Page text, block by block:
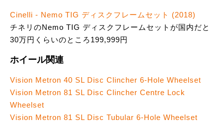
Cinelli - Nemo TIG ディスクフレームセット (2018)
チネリのNemo TIG ディスクフレームセットが国内だと
30万円くらいのところ199,999円
ホイール関連
Vision Metron 40 SL Disc Clincher 6-Hole Wheelset
Vision Metron 81 SL Disc Clincher Centre Lock
Wheelset
Vision Metron 81 SL Disc Tubular 6-Hole Wheelset